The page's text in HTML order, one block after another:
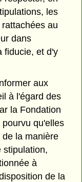
les
au
dans
fiducie, et d'y
aux
à l'égard des
la Fondation
qu'elles
la manière
stipulation,
à
de la